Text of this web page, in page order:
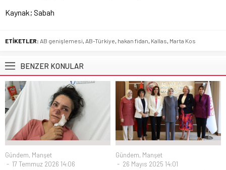
Kaynak; Sabah
ETİKETLER: AB genişlemesi, AB-Türkiye, hakan fidan, Kallas, Marta Kos
BENZER KONULAR
Gündem, Manşet
17 Temmuz 2026 14:06
Gündem, Manşet
26 Mayıs 2025 14:01